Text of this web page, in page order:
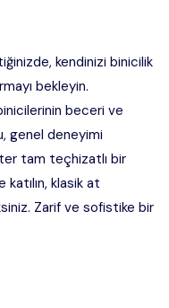
kendinizi binicilik
bekleyin.
beceri ve
genel deneyimi
tam teçhizatlı bir
klasik at
Zarif ve sofistike bir